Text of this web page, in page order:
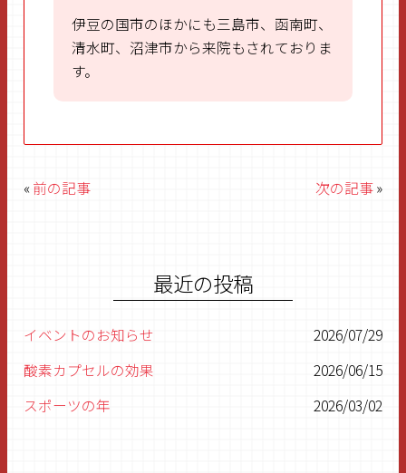
伊豆の国市のほかにも三島市、函南町、
清水町、沼津市から来院もされておりま
す。
«前の記事 次の記事»
最近の投稿
イベントのお知らせ
2026/07/29
酸素カプセルの効果
2026/06/15
スポーツの年
2026/03/02